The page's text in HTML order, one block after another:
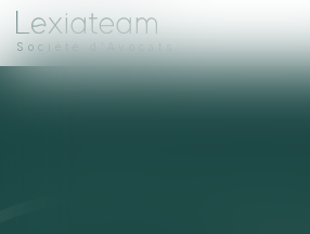
Société d'Avocats